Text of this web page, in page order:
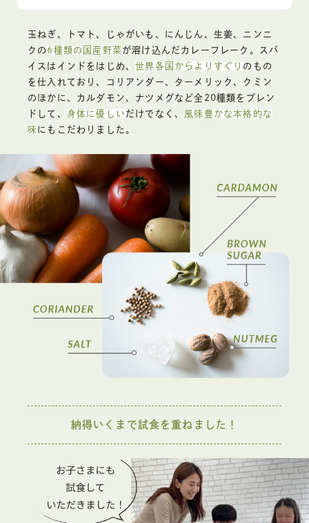
玉ねぎ、トマト、じゃがいも、にんじん、生姜、ニンニ
クの 6種類の国産野菜が溶け込んだカレーフレーク。スパ
イスはインドをはじめ、世界各国からよりすぐり のもの
を仕入れており、コリアンダー、ターメリック、クミン
のほかに、カルダモン、ナツメグなど全20種類をブレン
ドして、 身体に優しい だけでなく、 風味豊かな本格的な
味にもこだわりました。
納得いくまで試食を重ねました！